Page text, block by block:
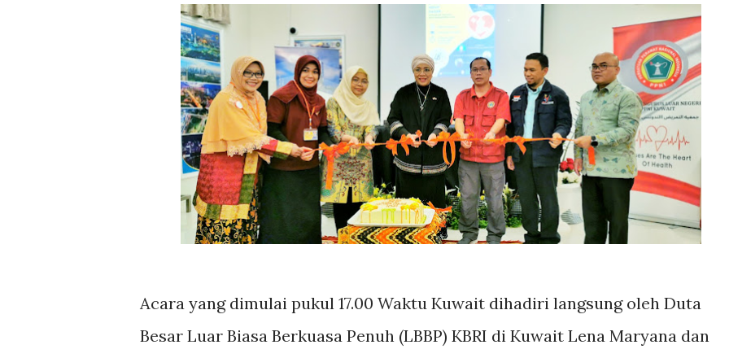
Acara yang dimulai pukul 17.00 Waktu Kuwait dihadiri langsung oleh Duta
Besar Luar Biasa Berkuasa Penuh (LBBP) KBRI di Kuwait Lena Maryana dan